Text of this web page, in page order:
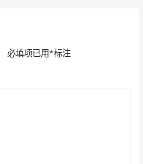
必填项已用*标注